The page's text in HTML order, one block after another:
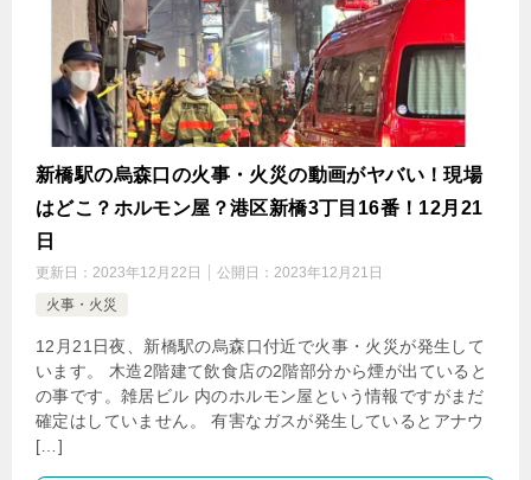
新橋駅の烏森口の火事・火災の動画がヤバい！現場
はどこ？ホルモン屋？港区新橋3丁目16番！12月21
日
更新日： 2023年12月22日 公開日： 2023年12月21日
火事・火災
12月21日夜、新橋駅の烏森口付近で火事・火災が発生して
います。 木造2階建て飲食店の2階部分から煙が出ていると
の事です。雑居ビル 内のホルモン屋という情報ですがまだ
確定はしていません。 有害なガスが発生しているとアナウ
[…]